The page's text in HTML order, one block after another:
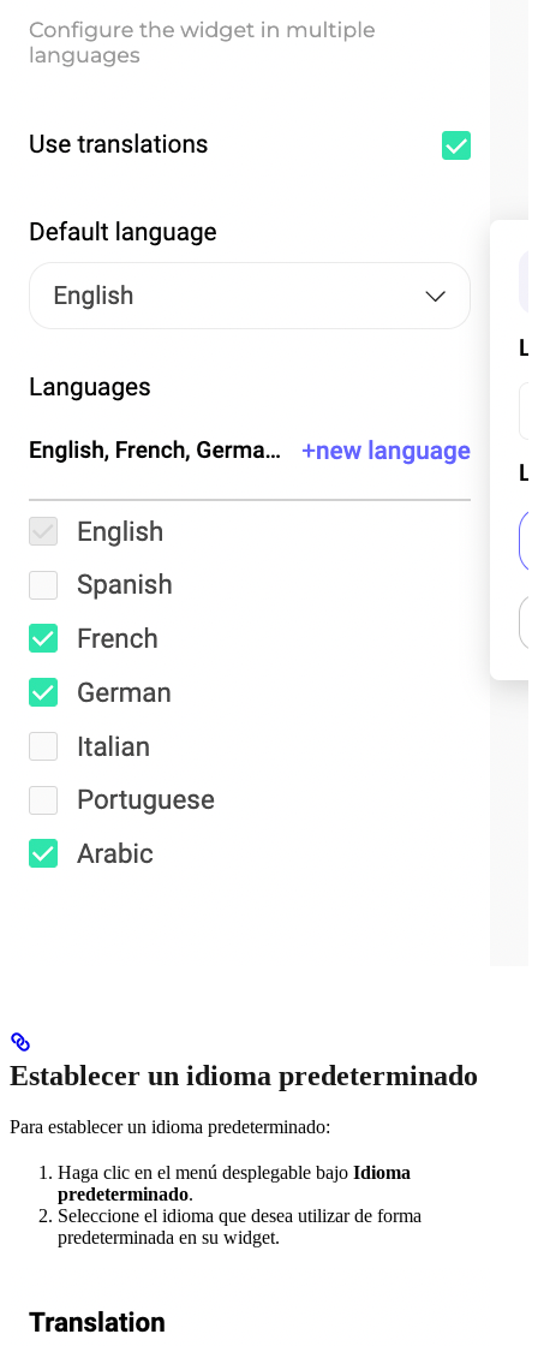
Establecer un idioma predeterminado
Para establecer un idioma predeterminado:
Haga clic en el menú desplegable bajo Idioma
predeterminado.
Seleccione el idioma que desea utilizar de forma
predeterminada en su widget.